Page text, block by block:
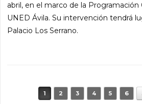
abril, en el marco de la Programación
UNED Ávila. Su intervención tendrá
Palacio Los Serrano.
Navegador de artículos
1 2 3 4 5 6